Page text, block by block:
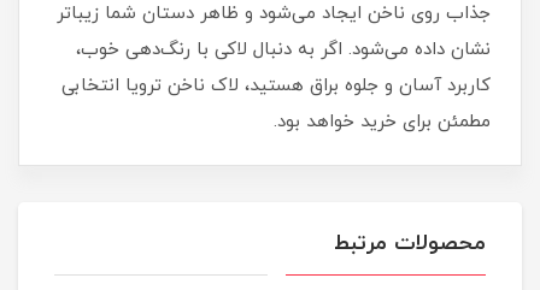
جذاب روی ناخن ایجاد می‌شود و ظاهر دستان شما زیباتر
نشان داده می‌شود. اگر به دنبال لاکی با رنگ‌دهی خوب،
کاربرد آسان و جلوه براق هستید، لاک ناخن ترویا انتخابی
مطمئن برای خرید خواهد بود.
محصولات مرتبط